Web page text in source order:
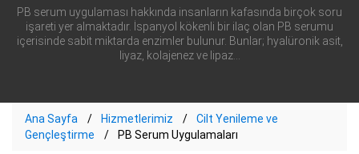
PB serum uygulaması hakkında insanların kafasında birçok soru
işareti yer almaktadır. İspanyol kökenli bir ilaç olan PB serumu
içerisinde sabit miktarda enzimler bulunur. Bunlar; hyalüronik asit,
liyaz, kolajenez ve lipaz...
Ana Sayfa Hizmetlerimiz
Cilt Yenileme ve
Gençleştirme
PB Serum Uygulamaları